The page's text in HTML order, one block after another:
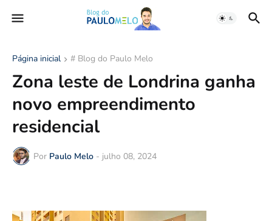
Página inicial # Blog do Paulo Melo
Zona leste de Londrina ganha
novo empreendimento
residencial
Por Paulo Melo - julho 08, 2024